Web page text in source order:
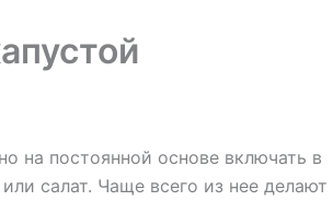
на постоянной основе включать в
салат. Чаще всего из нее делают